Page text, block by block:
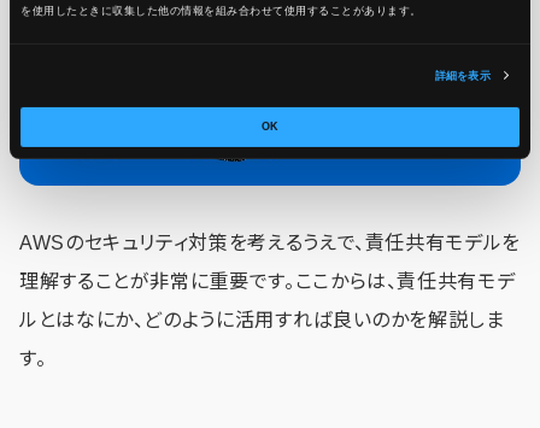
を使用したときに収集した他の情報を組み合わせて使用​​することがあります。
詳細を表示
OK
AWSのセキュリティ対策を考えるうえで、責任共有モデルを
理解することが非常に重要です。ここからは、責任共有モデ
ルとはなにか、どのように活用すれば良いのかを解説しま
す。